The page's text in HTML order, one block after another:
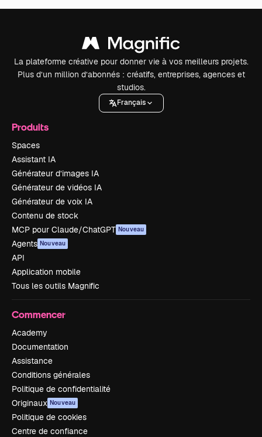
La plateforme créative pour donner vie à vos meilleurs projets.
Plus d’un million d’abonnés : créatifs, entreprises, agences et
studios.
Français
Produits
Spaces
Assistant IA
Générateur d’images IA
Générateur de vidéos IA
Générateur de voix IA
Contenu de stock
MCP pour Claude/ChatGPT Nouveau
Agents Nouveau
API
Application mobile
Tous les outils Magnific
Commencer
Academy
Documentation
Assistance
Conditions générales
Politique de confidentialité
Originaux Nouveau
Politique de cookies
Centre de confiance